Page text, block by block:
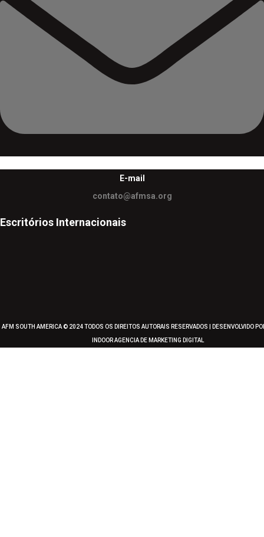
E-mail
contato@afmsa.org
Escritórios Internacionais
AFM SOUTH AMERICA © 2024 TODOS OS DIREITOS AUTORAIS RESERVADOS | DESENVOLVIDO
INDOORAGENCIA DE MARKETING DIGITAL